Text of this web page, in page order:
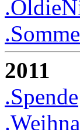
2011
.Spende